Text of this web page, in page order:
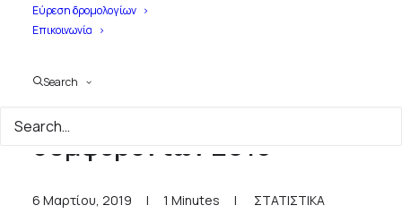
Εύρεση δρομολογίων
Επικοινωνία
Search
Σύνολο πλοίων ελληνικών
συμφερόντων 2019
6 Μαρτίου, 2019 | 1 Minutes | ΣΤΑΤΙΣΤΙΚΑ